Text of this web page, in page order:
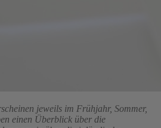
jeweils im Frühjahr, Sommer,
einen Überblick über die